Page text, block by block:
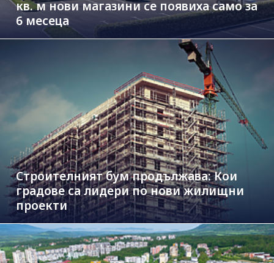
кв. м нови магазини се появиха само за
6 месеца
Строителният бум продължава: Кои
градове са лидери по нови жилищни
проекти